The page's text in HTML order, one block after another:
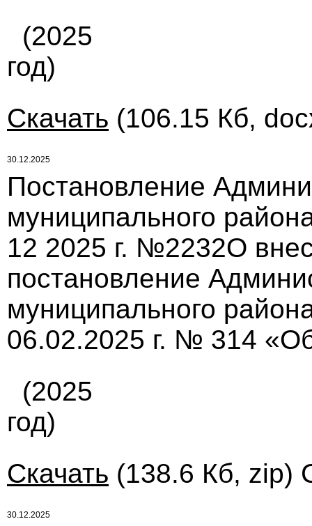
(2025
год)
Скачать (106.15 Кб,
30.12.2025
Постановление
муниципального
12 2025 г. №2232О
постановление
муниципального
06.02.2025 г. № 314
(2025
год)
Скачать (138.6 Кб, zip)
30.12.2025